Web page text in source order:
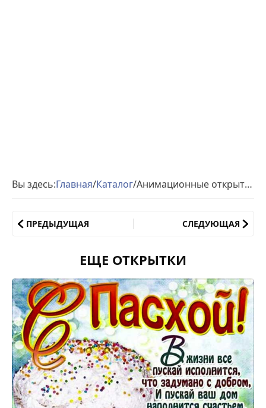
Вы здесь:Главная/Каталог/ Анимационные открытки с Пасхой
ПРЕДЫДУЩАЯ СЛЕДУЮЩАЯ
ЕЩЕ ОТКРЫТКИ